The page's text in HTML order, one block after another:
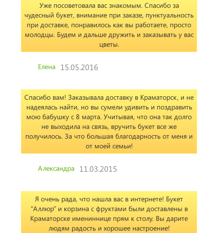
Уже посоветовала вас знакомым. Спасибо за
чудесный букет, внимание при заказе, пунктуальность
при доставке, понравилось как вы работаете, просто
молодцы. Будем и дальше дружить и заказывать у вас
цветы.
Елена 15.05.2016
Спасибо вам! Заказывала доставку в Краматорск, и не
надеялась найти, но вы сумели удивить и поздравить
мою бабушку с 8 марта. Учитывая, что она так долго
не выходила на связь, вручить букет все же
получилось. За что большая благодарность от меня и
от моей семьи!
Александра 11.03.2015
Я очень рада, что нашла вас в интернете! Букет
"Аллюр" и корзина с фруктами были доставлены в
Краматорске имениннице прям к столу. Вы дарите
людям радость и хорошее настроение!